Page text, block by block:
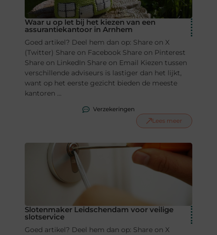
Waar u op let bij het kiezen van een
assurantiekantoor in Arnhem
Goed artikel? Deel hem dan op: Share on X
(Twitter) Share on Facebook Share on Pinterest
Share on LinkedIn Share on Email Kiezen tussen
verschillende adviseurs is lastiger dan het lijkt,
want op het eerste gezicht bieden de meeste
kantoren ...
Verzekeringen
Lees meer
Slotenmaker Leidschendam voor veilige
slotservice
Goed artikel? Deel hem dan op: Share on X